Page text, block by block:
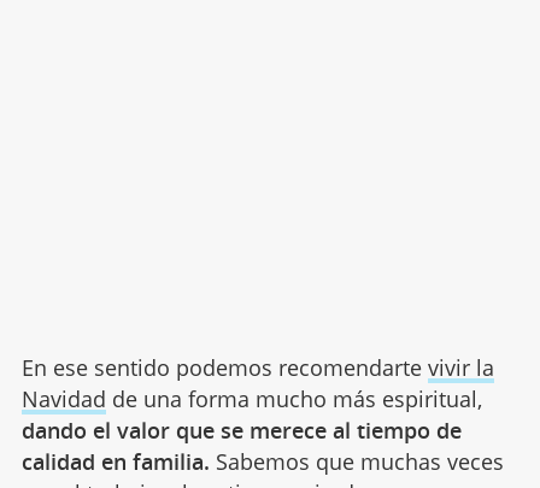
En ese sentido podemos recomendarte vivir la
Navidad de una forma mucho más espiritual,
dando el valor que se merece al tiempo de
calidad en familia. Sabemos que muchas veces